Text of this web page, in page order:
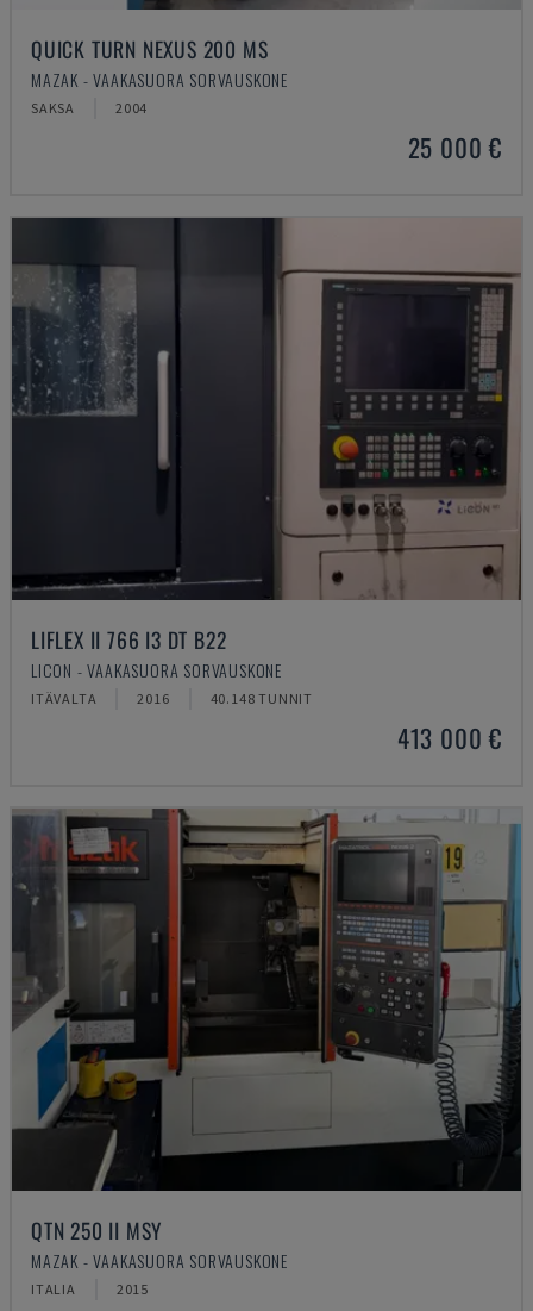
QUICK TURN NEXUS 200 MS
MAZAK - VAAKASUORA SORVAUSKONE
SAKSA 2004
25 000 €
LIFLEX II 766 I3 DT B22
LICON - VAAKASUORA SORVAUSKONE
ITÄVALTA 2016 40.148 TUNNIT
413 000 €
QTN 250 II MSY
MAZAK - VAAKASUORA SORVAUSKONE
ITALIA 2015